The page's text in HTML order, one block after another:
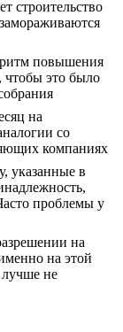
строительство
повышения
чтобы это было
на
со
компаниях
указанные в
проблемы у
на
на этой
лучше не